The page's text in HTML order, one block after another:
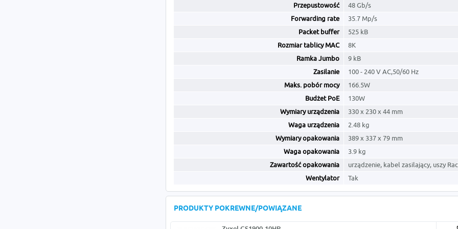
Przepustowość
48 Gb/s
Forwarding rate
35.7 Mp/s
Packet buffer
525 kB
Rozmiar tablicy MAC
8K
Ramka Jumbo
9 kB
Zasilanie
100 - 240 V AC,50/60 Hz
Maks. pobór mocy
166.5W
Budżet PoE
130W
Wymiary urządzenia
330 x 230 x 44 mm
Waga urządzenia
2.48 kg
Wymiary opakowania
389 x 337 x 79 mm
Waga opakowania
3.9 kg
Zawartość opakowania
urządzenie, kabel zasilający, uszy
Wentylator
Tak
PRODUKTY POKREWNE/POWIĄZANE